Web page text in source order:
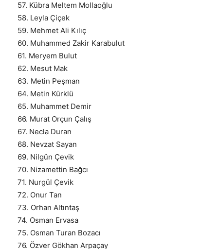
57. Kübra Meltem Mollaoğlu
58. Leyla Çiçek
59. Mehmet Ali Kılıç
60. Muhammed Zakir Karabulut
61. Meryem Bulut
62. Mesut Mak
63. Metin Peşman
64. Metin Kürklü
65. Muhammet Demir
66. Murat Orçun Çalış
67. Necla Duran
68. Nevzat Sayan
69. Nilgün Çevik
70. Nizamettin Bağcı
71. Nurgül Çevik
72. Onur Tan
73. Orhan Altıntaş
74. Osman Ervasa
75. Osman Turan Bozacı
76. Özver Gökhan Arpaçay